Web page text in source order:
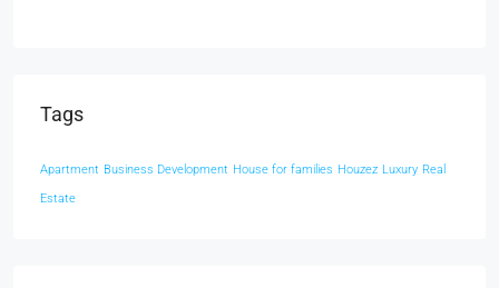
Tags
Apartment Business Development House for families Houzez Luxury Real
Estate